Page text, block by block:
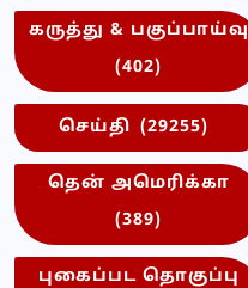
கருத்து & பகுப்பாய்வு
(402)
செய்தி (29255)
தென் அமெரிக்கா
(389)
புகைப்பட தொகுப்பு